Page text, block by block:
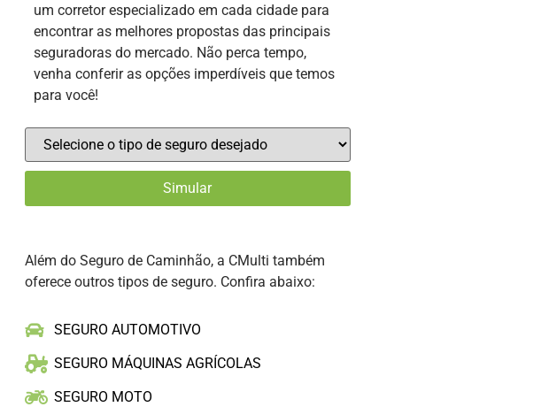
um corretor especializado em cada cidade para
encontrar as melhores propostas das principais
seguradoras do mercado. Não perca tempo,
venha conferir as opções imperdíveis que temos
para você!
Além do Seguro de Caminhão, a CMulti também
oferece outros tipos de seguro. Confira abaixo:
SEGURO AUTOMOTIVO
SEGURO MÁQUINAS AGRÍCOLAS
SEGURO MOTO